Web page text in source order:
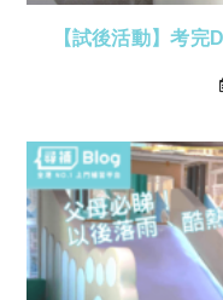
【試後活動】考